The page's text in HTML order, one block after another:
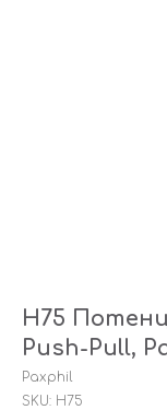
H75
Push-Pull,
Paxphil
SKU: H75